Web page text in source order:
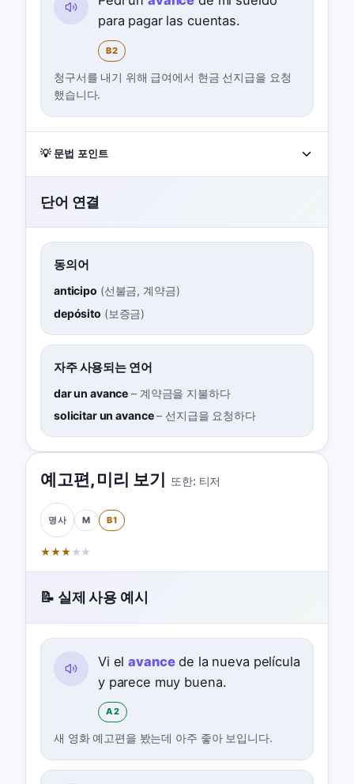
para pagar las cuentas.
B2
청구서를 내기 위해 급여에서 현금 선지급을 요청
했습니다.
💡 문법 포인트
단어 연결
동의어
anticipo (선불금, 계약금)
depósito (보증금)
자주 사용되는 연어
dar un avance – 계약금을 지불하다
solicitar un avance– 선지급을 요청하다
예고편, 미리 보기 또한: 티저
명사 M B1
★★★ ★ ★
📝 실제 사용 예시
Vi elavancede la nueva película
y parece muy buena.
A2
새 영화 예고편을 봤는데 아주 좋아 보입니다.